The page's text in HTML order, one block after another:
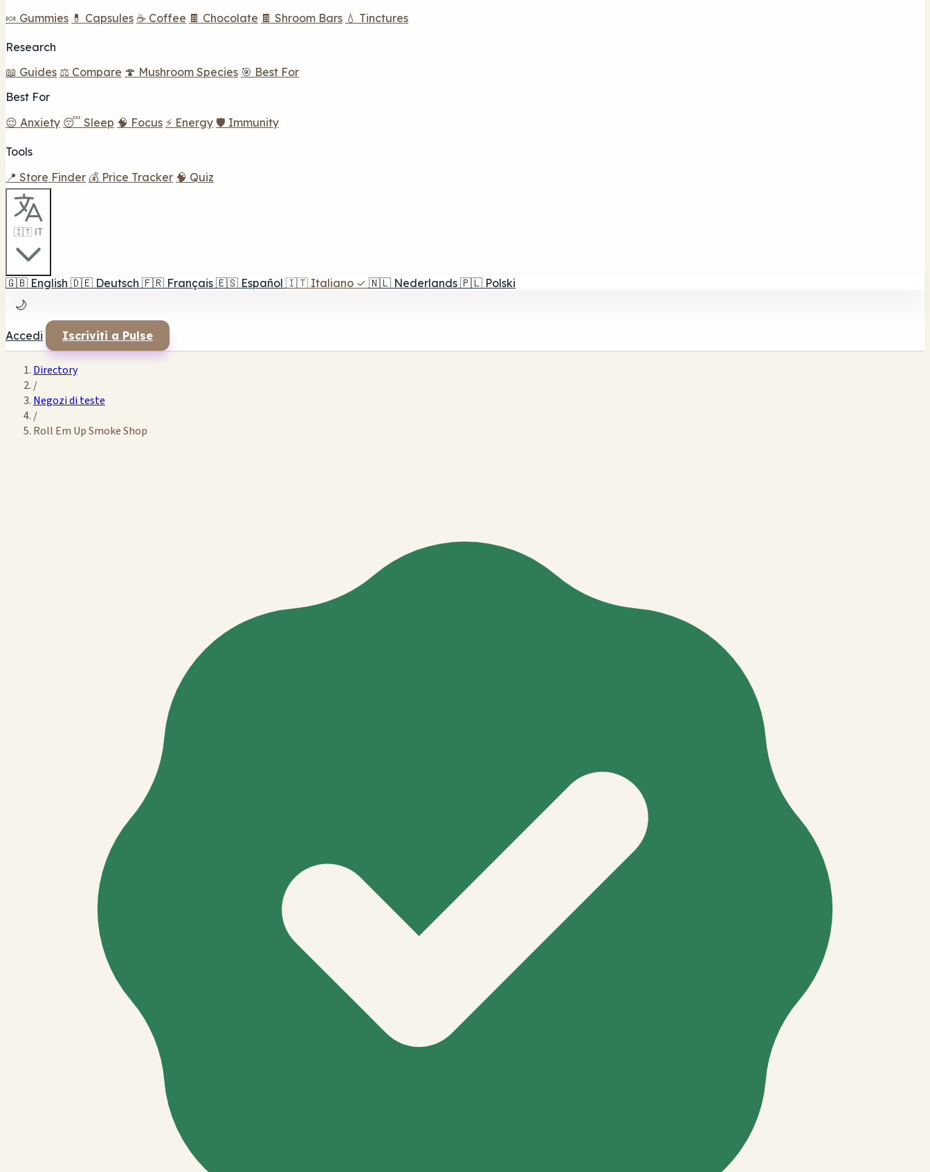
🍬 Gummies 💊 Capsules ☕ Coffee 🍫 Chocolate 🍫 Shroom Bars 💧 Tinctures
Research
📖 Guides ⚖️ Compare 🍄 Mushroom Species 🎯 Best For
Best For
😌 Anxiety 😴 Sleep 🧠 Focus ⚡ Energy 🛡️ Immunity
Tools
📍 Store Finder 💰 Price Tracker 🧠 Quiz
🇮🇹 IT
🇬🇧 English 🇩🇪 Deutsch 🇫🇷 Français 🇪🇸 Español 🇮🇹 Italiano ✓ 🇳🇱 Nederlands 🇵🇱 Polski
🌙
Accedi Iscriviti a Pulse
Directory
/
Negozi di teste
/
Roll Em Up Smoke Shop